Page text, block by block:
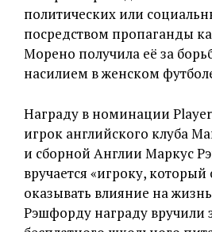
политических или
посредством пропаганды
Морено получила её за
насилием в женском
Награду в номинации
игрок английского клуба
и сборной Англии Маркус
вручается «игроку, который
оказывать влияние на
Рэшфорду награду вручили